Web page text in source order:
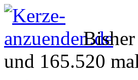
und 165.520